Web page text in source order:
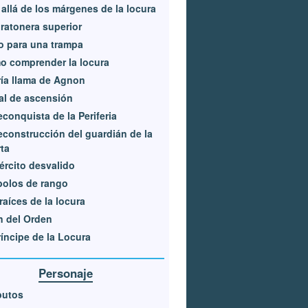
de los márgenes de la locura
superior
para una trampa
comprender la locura
llama de Agnon
de ascensión
de la Periferia
del guardián de la
desvalido
de rango
de la locura
del Orden
de la Locura
Personaje